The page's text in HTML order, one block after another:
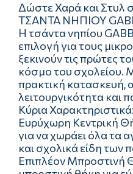
Δώστε Χαρά και Στυλ
ΤΣΑΝΤΑ ΝΗΠΙΟΥ
Η τσάντα νηπίου
επιλογή για τους
ξεκινούν τις πρώτες
κόσμο του σχολείου.
πρακτική κατασκευή,
λειτουργικότητα και
Κύρια Χαρακτηριστικά:
Ευρύχωρη Κεντρική
για να χωράει όλα τα
και σχολικά είδη των
Επιπλέον Μπροστινή